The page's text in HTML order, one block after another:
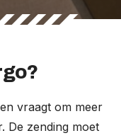
vraagt om meer
De zending moet